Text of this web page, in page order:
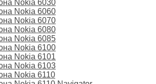
Nokia 6030
Nokia 6060
Nokia 6070
Nokia 6080
Nokia 6085
Nokia 6100
Nokia 6101
Nokia 6103
Nokia 6110